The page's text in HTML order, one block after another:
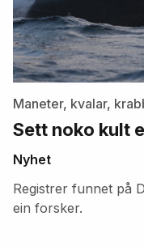
Maneter, kvalar,
Sett noko kult
Nyhet
Registrer funnet på
ein forsker.